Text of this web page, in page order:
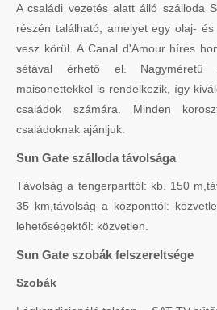
A családi vezetés alatt álló szálloda
részén található, amelyet egy olaj-
vesz körül. A Canal d'Amour híres
sétával érhető el. Nagyméretű
maisonettekkel is rendelkezik, így
családok számára. Minden
családoknak ajánljuk.
Sun Gate szálloda távolsága
Távolság a tengerparttól: kb. 150
35 km,távolság a központtól:
lehetőségektől: közvetlen.
Sun Gate szobák felszereltsége
Szobák